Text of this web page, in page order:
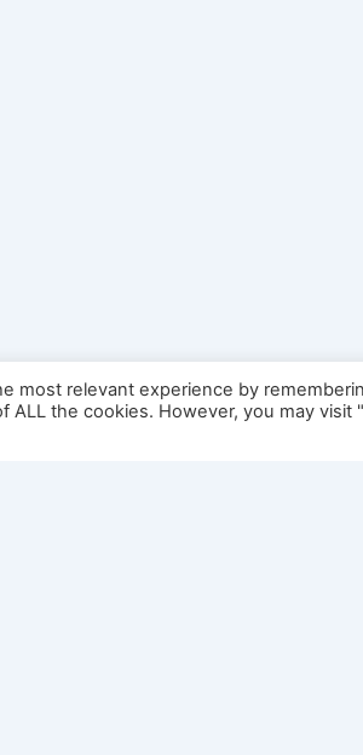
most relevant experience by
ALL the cookies. However, you may